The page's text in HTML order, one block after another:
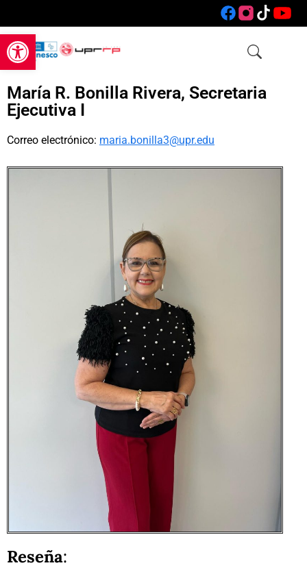
Open toolbar
María R. Bonilla Rivera, Secretaria
Ejecutiva I
Correo electrónico: maria.bonilla3@upr.edu
Reseña: